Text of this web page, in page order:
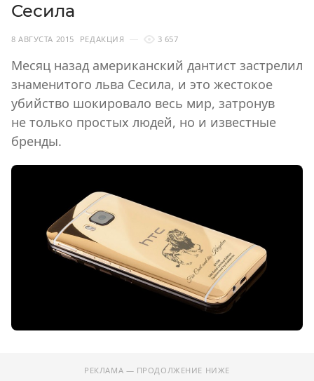
Сесила
8 АВГУСТА 2015 РЕДАКЦИЯ 3 657
Месяц назад американский дантист застрелил
знаменитого льва Сесила, и это жестокое
убийство шокировало весь мир, затронув
не только простых людей, но и известные
бренды.
РЕКЛАМА — ПРОДОЛЖЕНИЕ НИЖЕ